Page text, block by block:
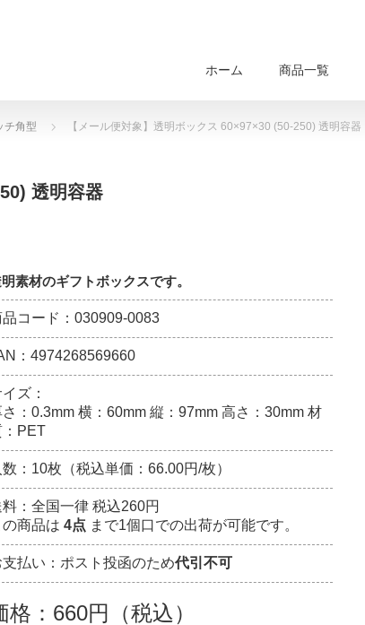
ホーム 商品一覧
チ角型 【メール便対象】透明ボックス 60×97×30 (50-250) 透明容器
透明容器
素材のギフトボックスです。
品コード：030909-0083
：4974268569660
ズ：
さ：0.3mm 横：60mm 縦：97mm 高さ：30mm 材
：PET
数：10枚（税込単価：66.00円/枚）
：全国一律 税込260円
の商品は 4点 まで1個口での出荷が可能です。
支払い：ポスト投函のため代引不可
格：660円（税込）